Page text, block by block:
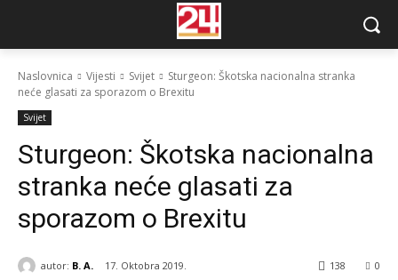
Naslovnica Vijesti Svijet
Sturgeon: Škotska nacionalna stranka
neće glasati za sporazom o Brexitu
Svijet
Sturgeon: Škotska nacionalna
stranka neće glasati za
sporazom o Brexitu
autor: B. A. 17. Oktobra 2019. 0
138